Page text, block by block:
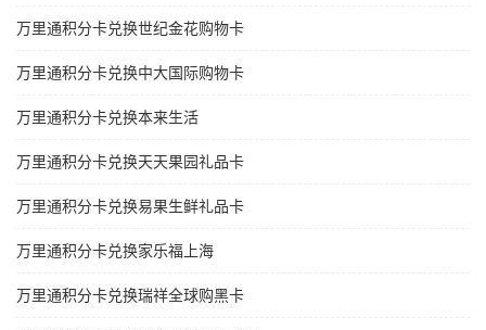
万里通积分卡兑换世纪金花购物卡
万里通积分卡兑换中大国际购物卡
万里通积分卡兑换本来生活
万里通积分卡兑换天天果园礼品卡
万里通积分卡兑换易果生鲜礼品卡
万里通积分卡兑换家乐福上海
万里通积分卡兑换瑞祥全球购黑卡